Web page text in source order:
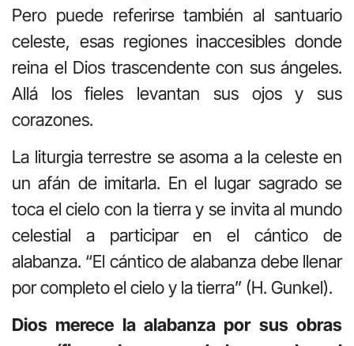
Pero puede referirse también al santuario
celeste, esas regiones inaccesibles donde
reina el Dios trascendente con sus ángeles.
Allá los fieles levantan sus ojos y sus
corazones.
La liturgia terrestre se asoma a la celeste en
un afán de imitarla. En el lugar sagrado se
toca el cielo con la tierra y se invita al mundo
celestial a participar en el cántico de
alabanza. “El cántico de alabanza debe llenar
por completo el cielo y la tierra” (H. Gunkel).
Dios merece la alabanza por sus obras